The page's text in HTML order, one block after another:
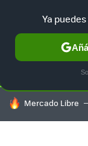
SELECCIÓN
HOY SE HABLA
Mercado Libre
Ya